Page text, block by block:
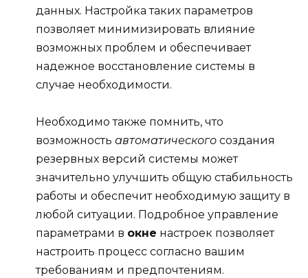
данных. Настройка таких параметров
позволяет минимизировать влияние
возможных проблем и обеспечивает
надежное восстановление системы в
случае необходимости.
Необходимо также помнить, что
возможность автоматического создания
резервных версий системы может
значительно улучшить общую стабильность
работы и обеспечит необходимую защиту в
любой ситуации. Подробное управление
параметрами в окне настроек позволяет
настроить процесс согласно вашим
требованиям и предпочтениям.